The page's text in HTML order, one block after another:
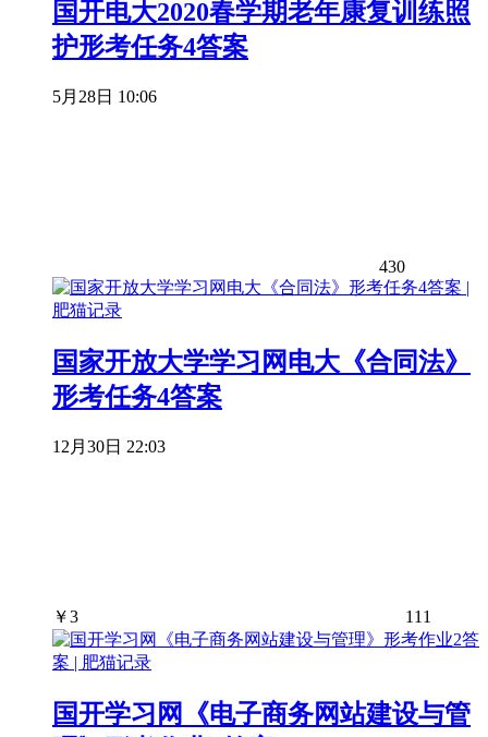
国开电大2020春学期老年康复训练照
护形考任务4答案
5月28日 10:06
430
国家开放大学学习网电大《合同法》
形考任务4答案
12月30日 22:03
￥3 111
国开学习网《电子商务网站建设与管